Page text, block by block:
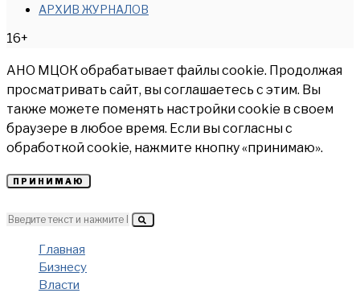
АРХИВ ЖУРНАЛОВ
16+
АНО МЦОК обрабатывает файлы cookie. Продолжая
просматривать сайт, вы соглашаетесь с этим. Вы
также можете поменять настройки cookie в своем
браузере в любое время. Если вы согласны с
обработкой cookie, нажмите кнопку «принимаю».
ПРИНИМАЮ
Главная
Бизнесу
Власти